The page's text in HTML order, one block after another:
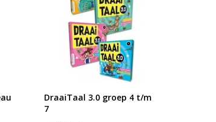
DraaiTaal 3.0 groep 4 t/m
7